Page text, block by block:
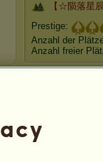
【☆陨落星
Prestige:
Anzahl der
Anzahl freier
Glückwünsche